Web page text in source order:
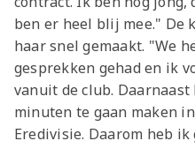
ben er heel blij mee." De
haar snel gemaakt. "We
gesprekken gehad en ik
vanuit de club.
minuten te gaan maken
Eredivisie. Daarom heb